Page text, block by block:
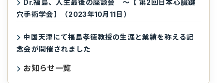
Dr.福島、人生最後の座談会 ～【 第2回日本心臓鍵
穴手術学会】（2023年10月11日）
中国天津にて福島孝徳教授の生涯と業績を称える記
念会が開催されました
お知らせ一覧